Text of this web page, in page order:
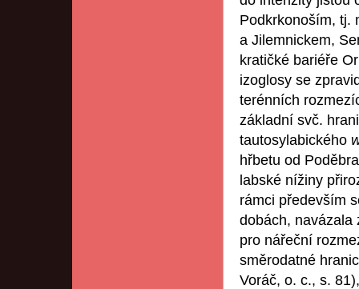
Podkrkonoším, tj.
a Jilemnickem,
kratičké bariéře
izoglosy se
terénních
základní svč.
tautosylabického
hřbetu od
labské nížiny
rámci především
dobách, navázala
pro nářeční
směrodatné
Voráč, o. c., s.